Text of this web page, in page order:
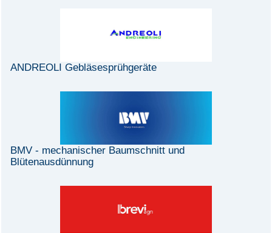
ANDREOLI Gebläsesprühgeräte
BMV - mechanischer Baumschnitt und
Blütenausdünnung